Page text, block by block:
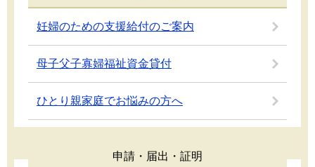
妊婦のための支援給付のご案内
母子父子寡婦福祉資金貸付
ひとり親家庭でお悩みの方へ
申請・届出・証明